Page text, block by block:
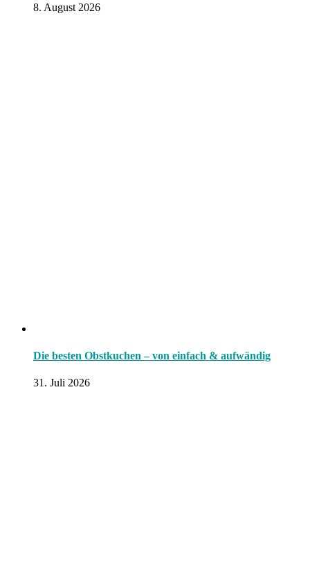
8. August 2026
Die besten Obstkuchen – von einfach & aufwändig
31. Juli 2026